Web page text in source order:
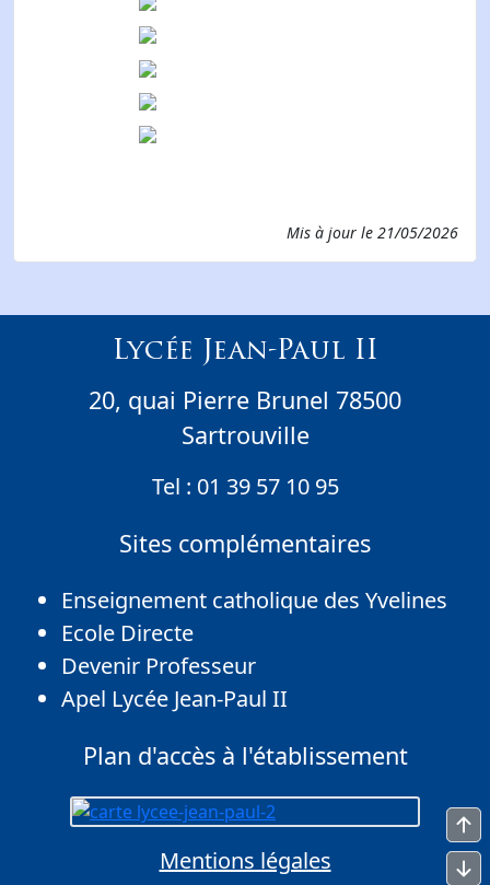
Mis à jour le 21/05/2026
Sites complémentaires
Enseignement catholique des Yvelines
Ecole Directe
Devenir Professeur
Apel Lycée Jean-Paul II
Lycée Jean-Paul II
20, quai Pierre Brunel 78500
Sartrouville
Tel : 01 39 57 10 95
Plan d'accès à l'établissement
Mentions légales